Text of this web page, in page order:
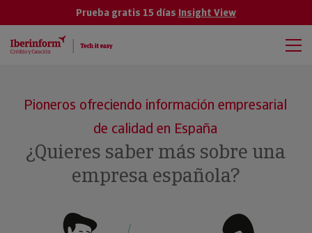
Prueba gratis 15 días Insight View
Pioneros ofreciendo información empresarial
de calidad en España
¿Quieres saber más sobre una
empresa española?